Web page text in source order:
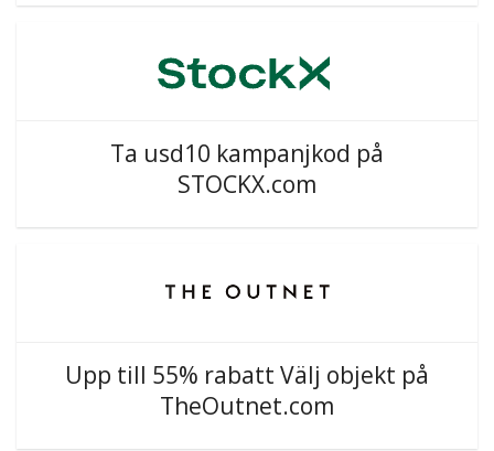
Ta usd10 kampanjkod på
STOCKX.com
Upp till 55% rabatt Välj objekt på
TheOutnet.com